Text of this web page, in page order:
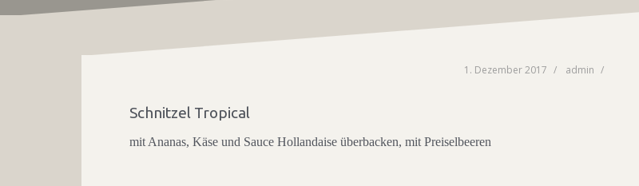
1. Dezember 2017 admin
Schnitzel Tropical
mit Ananas, Käse und Sauce Hollandaise überbacken, mit Preiselbeeren